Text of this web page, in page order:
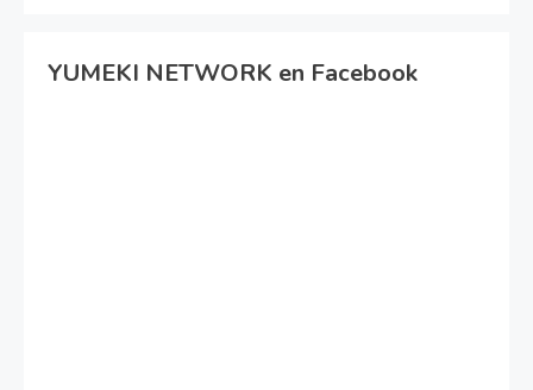
YUMEKI NETWORK en Facebook